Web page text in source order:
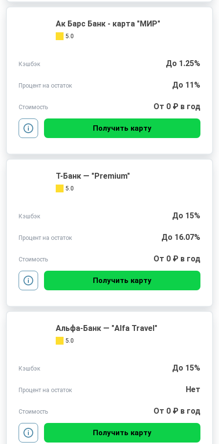
Ак Барс Банк - карта "МИР"
5.0
Кэшбэк До 1.25%
Процент на остаток До 11%
Стоимость От 0 ₽ в год
Получить карту
Т-Банк — "Premium"
5.0
Кэшбэк До 15%
Процент на остаток До 16.07%
Стоимость От 0 ₽ в год
Получить карту
Альфа-Банк — "Alfa Travel"
5.0
Кэшбэк До 15%
Процент на остаток Нет
Стоимость От 0 ₽ в год
Получить карту